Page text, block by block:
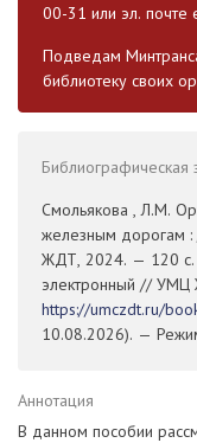
00-31 или эл. почте
Подведам
библиотеку своих
Библиографическая
Смольякова , Л.М.
железным дорогам
ЖДТ, 2024. — 120 с.
электронный // УМЦ
https://umczdt.ru/
10.08.2026). —
Аннотация
В данном пособии